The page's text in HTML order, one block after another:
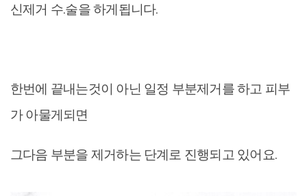
신제거 수.술을 하게됩니다.
한번에 끝내는것이 아닌 일정 부분제거를 하고 피부
가 아물게되면
그다음 부분을 제거하는 단계로 진행되고 있어요.